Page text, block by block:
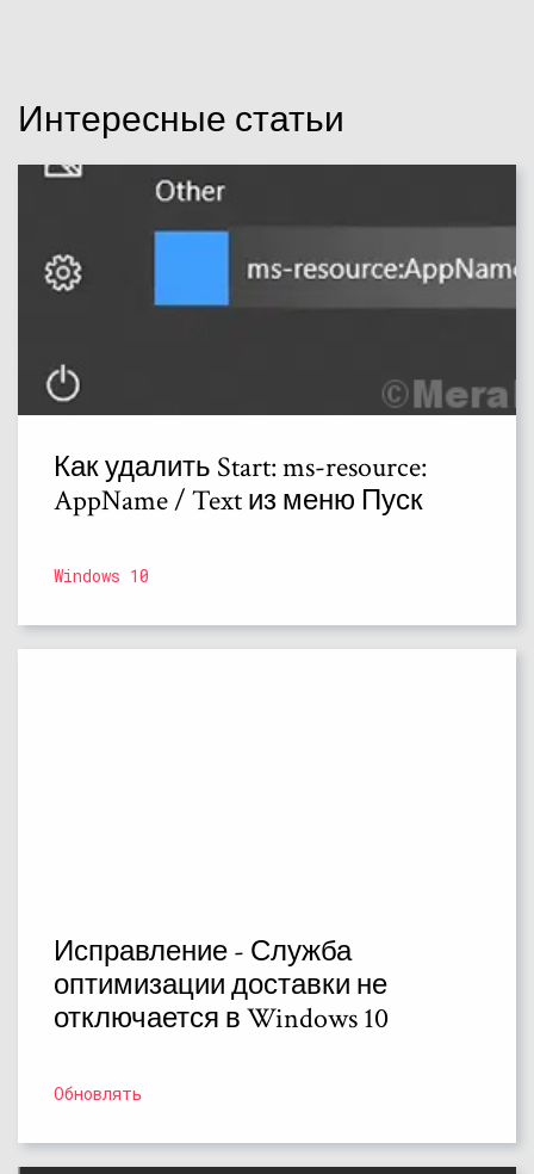
Интересные статьи
Как удалить Start: ms-resource:
AppName / Text из меню Пуск
Windows 10
Исправление - Служба
оптимизации доставки не
отключается в Windows 10
Обновлять